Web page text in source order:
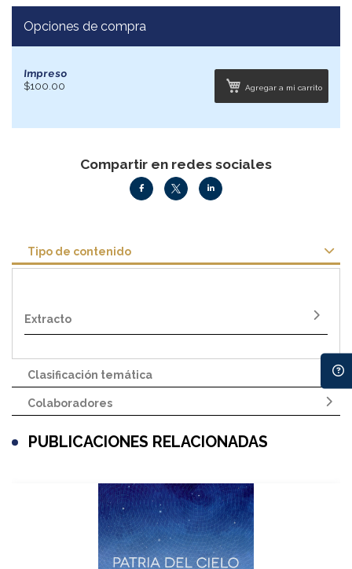
Opciones de compra
Impreso
$100.00
Agregar a mi carrito
Compartir en redes sociales
Tipo de contenido
Extracto
Clasificación temática
Colaboradores
PUBLICACIONES RELACIONADAS